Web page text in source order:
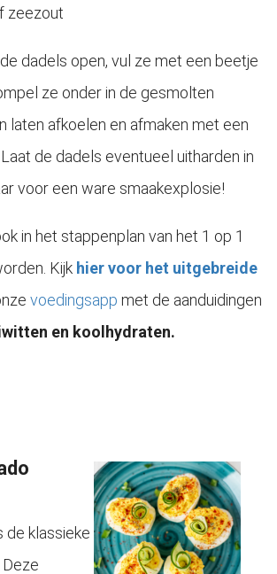
zeezout
dadels open, vul ze met een beetje
ze onder in de gesmolten
laten afkoelen en afmaken met een
de dadels eventueel uitharden in
voor een ware smaakexplosie!
in het stappenplan van het 1 op 1
Kijk hier voor het uitgebreide
voedingsapp met de aanduidingen
en koolhydraten.
klassieke